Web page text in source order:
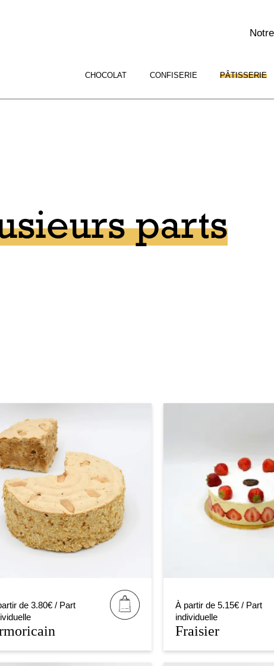
CHOCOLAT CONFISERIE PÂTISSERIE
parts
de 3.80€ / Part
À partir de 5.15€ / Part
individuelle
Fraisier